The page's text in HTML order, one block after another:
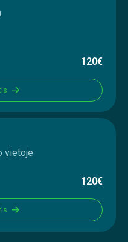
120€
vietoje
120€